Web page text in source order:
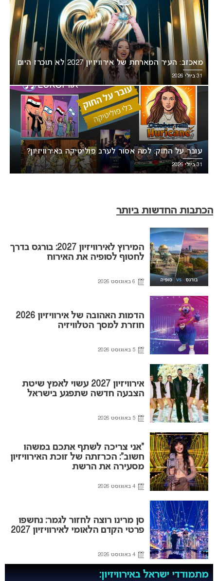
מאכזב: העיר המארחת של אירוויזיון 2027 לא תוכרז היום
31 ביולי 2026
עובר על החוק: למה אסור לערב פוליטיקה באירוויזיון?
31 ביולי 2026
הכתבות החדשות ביותר
המירוץ לאירוויזיון 2027: בורגס בדרך
לחטוף לסופיה את האירוח
6 באוגוסט 2026
הדמות האהובה של אירוויזיון 2026
חוזרת למסך הטלוויזיה
5 באוגוסט 2026
אירוויזיון 2027 עשוי לאמץ שיטת
הצבעה חדשה שתפגע בישראל
5 באוגוסט 2026
“אני צריכה לשתף אתכם במשהו
חשוב”: הכרזתה של זוכת האירוויזיון
מסעירה את הרשת
4 באוגוסט 2026
סן מרינו רוצה לחזור לגמר: נחשפו
פרטי הקדם הלאומי לאירוויזיון 2027
4 באוגוסט 2026
מתמודדי ישראל באירוויזיון: